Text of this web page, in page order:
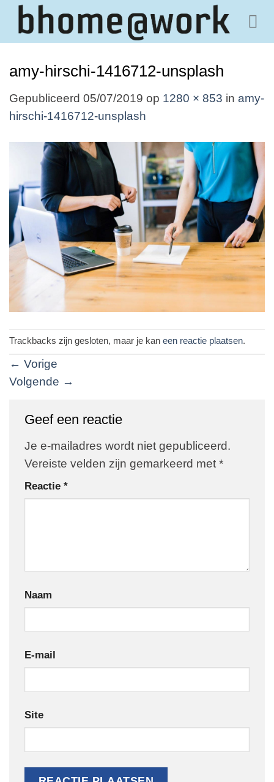
naar
inhoud
amy-hirschi-1416712-unsplash
Gepubliceerd 05/07/2019 op 1280 × 853 in amy-
hirschi-1416712-unsplash
Trackbacks zijn gesloten, maar je kan een reactie plaatsen.
← Vorige
Volgende →
Geef een reactie
Je e-mailadres wordt niet gepubliceerd.
Vereiste velden zijn gemarkeerd met *
Reactie *
Naam
E-mail
Site